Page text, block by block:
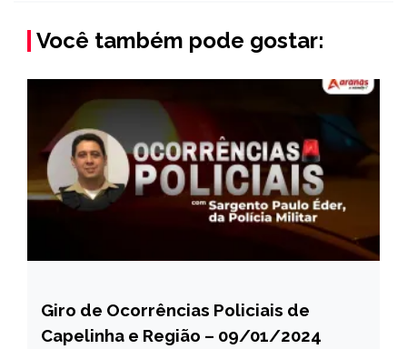
Você também pode gostar:
CAPELINHA
MINAS
Giro de Ocorrências Policiais de
Capelinha e Região – 09/01/2024